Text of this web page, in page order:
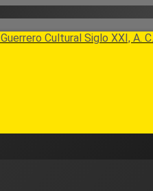
Guerrero Cultural Siglo XXI, A. C.